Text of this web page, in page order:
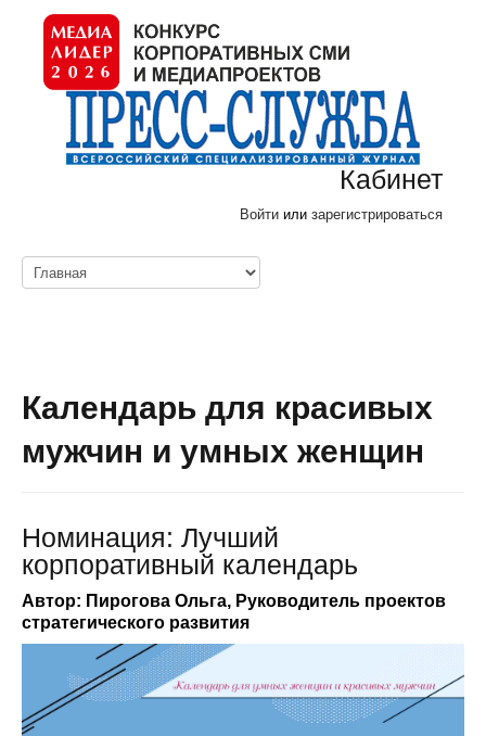
Кабинет
Войти или зарегистрироваться
Календарь для красивых
мужчин и умных женщин
Номинация: Лучший
корпоративный календарь
Автор: Пирогова Ольга, Руководитель проектов
стратегического развития